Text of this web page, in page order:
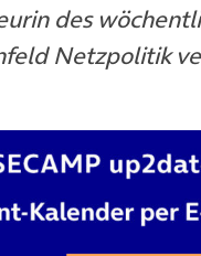
des
Netzpolitik